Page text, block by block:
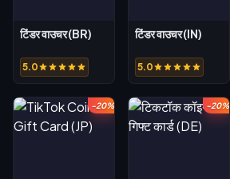
टिंडर वाउचर (BR)
5.0
टिंडर वाउचर (IN)
5.0
-20% -20%